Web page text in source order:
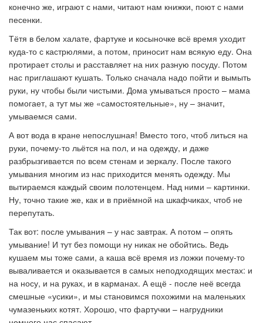
конечно же, играют с нами, читают нам книжки, поют с нами
песенки.
Тётя в белом халате, фартуке и косыночке всё время уходит
куда-то с кастрюлями, а потом, приносит нам всякую еду. Она
протирает столы и расставляет на них разную посуду. Потом
нас приглашают кушать. Только сначала надо пойти и вымыть
руки, ну чтобы были чистыми. Дома умываться просто – мама
помогает, а тут мы же «самостоятельные», ну – значит,
умываемся сами.
А вот вода в кране непослушная! Вместо того, чтоб литься на
руки, почему-то льётся на пол, и на одежду, и даже
разбрызгивается по всем стенам и зеркалу. После такого
умывания многим из нас приходится менять одежду. Мы
вытираемся каждый своим полотенцем. Над ними – картинки.
Ну, точно такие же, как и в приёмной на шкафчиках, чтоб не
перепутать.
Так вот: после умывания – у нас завтрак. А потом – опять
умывание! И тут без помощи ну никак не обойтись. Ведь
кушаем мы тоже сами, а каша всё время из ложки почему-то
вываливается и оказывается в самых неподходящих местах: и
на носу, и на руках, и в карманах. А ещё - после неё всегда
смешные «усики», и мы становимся похожими на маленьких
чумазеньких котят. Хорошо, что фартучки – нагрудники